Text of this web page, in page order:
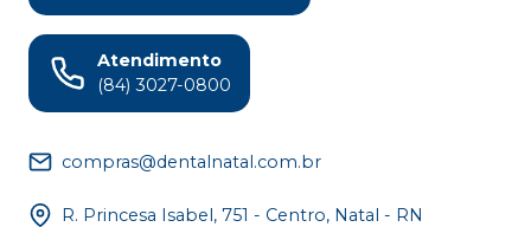
Atendimento
(84) 3027-0800
compras@dentalnatal.com.br
R. Princesa Isabel, 751 - Centro, Natal - RN